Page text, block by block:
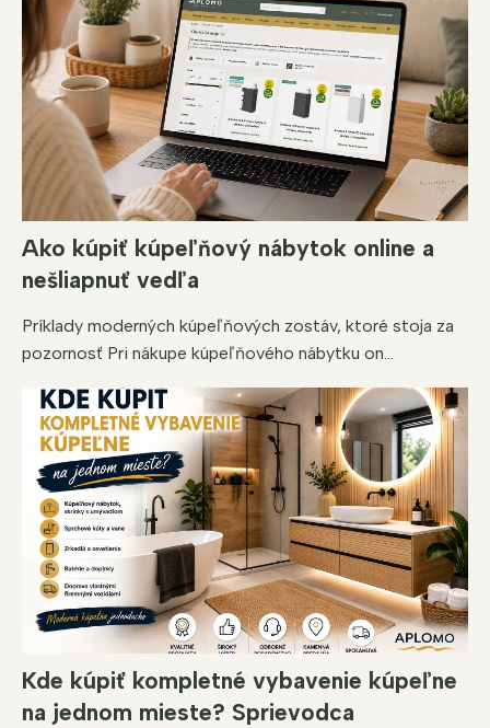
Ako kúpiť kúpeľňový nábytok online a
nešliapnuť vedľa
Príklady moderných kúpeľňových zostáv, ktoré stoja za
pozornosť Pri nákupe kúpeľňového nábytku on...
Kde kúpiť kompletné vybavenie kúpeľne
na jednom mieste? Sprievodca